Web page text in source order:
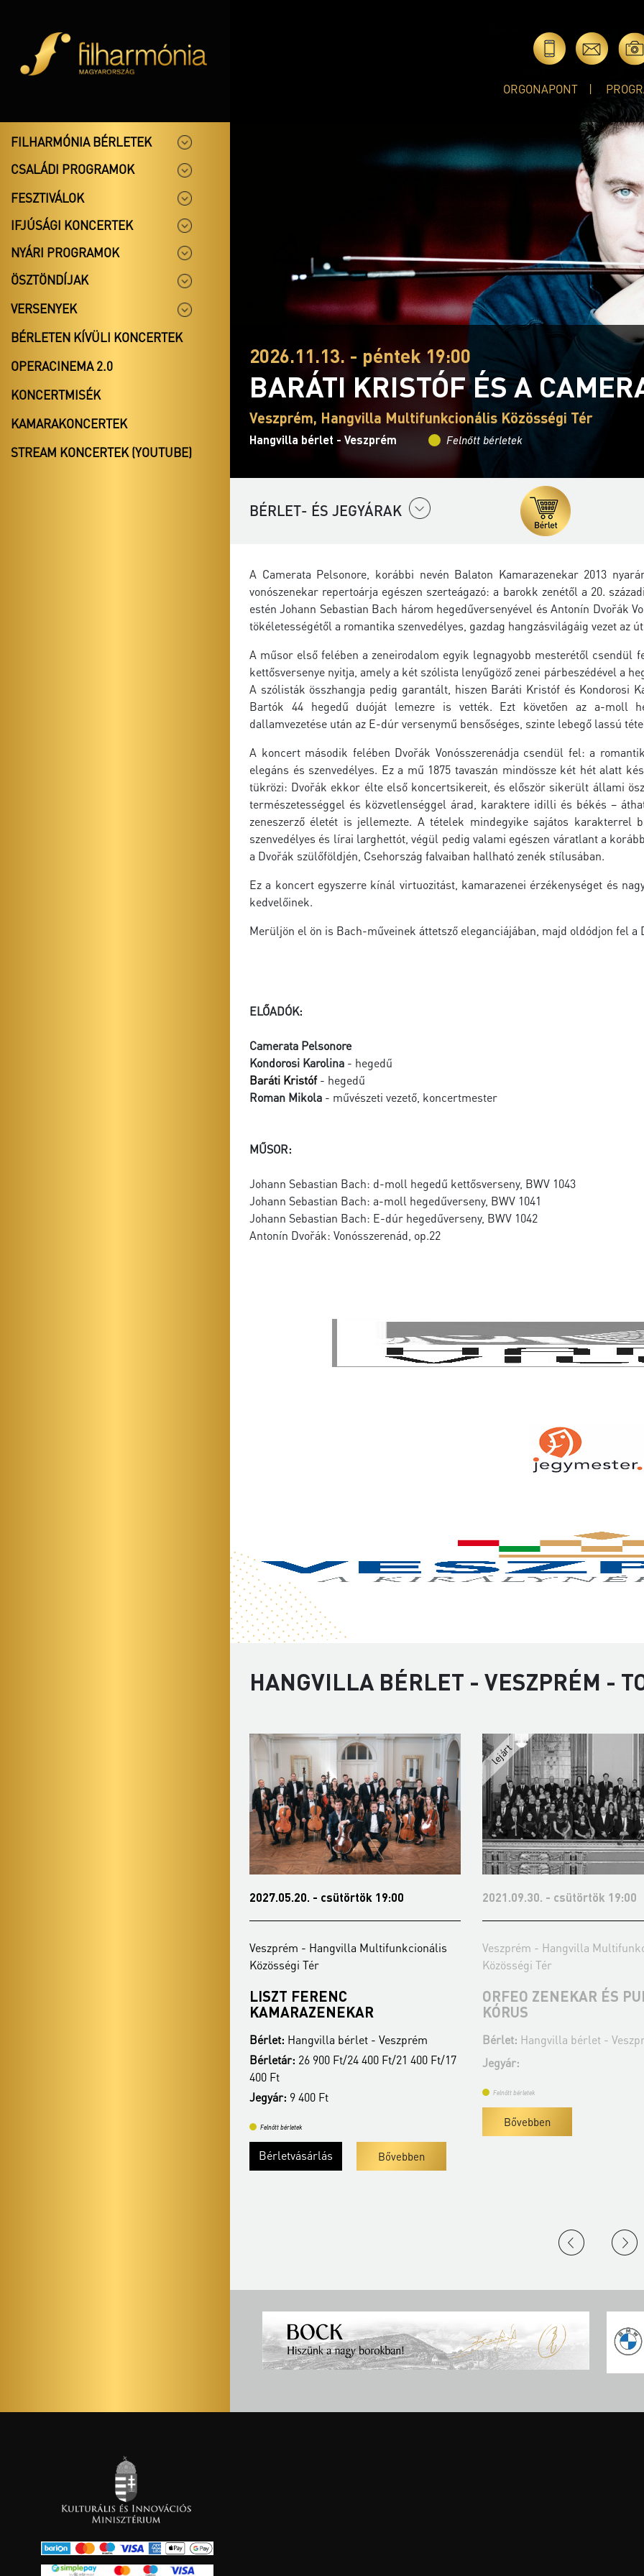
ORGONAPONT
FILHARMÓNIA BÉRLETEK
CSALÁDI PROGRAMOK
FESZTIVÁLOK
IFJÚSÁGI KONCERTEK
NYÁRI PROGRAMOK
ÖSZTÖNDÍJAK
VERSENYEK
BÉRLETEN KÍVÜLI KONCERTEK
OPERACINEMA 2.0
KONCERTMISÉK
KAMARAKONCERTEK
STREAM KONCERTEK (YOUTUBE)
2026.11.13. - péntek 19:00
BARÁTI KRISTÓF ÉS A
Veszprém, Hangvilla Multifunkcionális Közösségi Tér
Hangvilla bérlet - Veszprém Felnőtt bérletek
BÉRLET- ÉS JEGYÁRAK
A Camerata Pelsonore, korábbi nevén Balaton Kamarazenekar 2013
vonószenekar repertoárja egészen szerteágazó: a barokk zenétől a 20.
estén Johann Sebastian Bach három hegedűversenyével és Antonín Dvořák
tökéletességétől a romantika szenvedélyes, gazdag hangzásvilágáig vezet az
A műsor első felében a zeneirodalom egyik legnagyobb mesterétől
kettősversenye nyitja, amely a két szólista lenyűgöző zenei párbeszédével a
A szólisták összhangja pedig garantált, hiszen Baráti Kristóf és Kondorosi
Bartók 44 hegedű duóját lemezre is vették. Ezt követően az a-moll
dallamvezetése után az E-dúr versenymű bensőséges, szinte lebegő lassú
A koncert második felében Dvořák Vonósszerenádja csendül fel: a
elegáns és szenvedélyes. Ez a mű 1875 tavaszán mindössze két hét alatt
tükrözi: Dvořák ekkor élte első koncertsikereit, és először sikerült állami
természetességgel és közvetlenséggel árad, karaktere idilli és békés –
zeneszerző életét is jellemezte. A tételek mindegyike sajátos karakterrel
szenvedélyes és lírai larghettót, végül pedig valami egészen váratlant a
a Dvořák szülőföldjén, Csehország falvaiban hallható zenék stílusában.
Ez a koncert egyszerre kínál virtuozitást, kamarazenei érzékenységet és
kedvelőinek.
Merüljön el ön is Bach-műveinek áttetsző eleganciájában, majd oldódjon fel
ELŐADÓK:
Camerata Pelsonore
Kondorosi Karolina - hegedű
Baráti Kristóf- hegedű
Roman Mikola - művészeti vezető, koncertmester
MŰSOR:
Johann Sebastian Bach: d-moll hegedű kettősverseny, BWV 1043
Johann Sebastian Bach: a-moll hegedűverseny, BWV 1041
Johann Sebastian Bach: E-dúr hegedűverseny, BWV 1042
Antonín Dvořák: Vonósszerenád, op.22
HANGVILLA BÉRLET - VESZPRÉM -
2027.05.20. - csütörtök 19:00
Veszprém - Hangvilla Multifunkcionális
Közösségi Tér
LISZT FERENC
KAMARAZENEKAR
Bérlet: Hangvilla bérlet - Veszprém
Bérletár: 26 900 Ft/24 400 Ft/21 400 Ft/17
400 Ft
Jegyár: 9 400 Ft
Felnőtt bérletek
Bérletvásárlás Bővebben
2021.09.30. - csütörtök 19:00
Veszprém - Hangvilla
Közösségi Tér
ORFEO ZENEKAR ÉS
KÓRUS
Bérlet: Hangvilla bérlet -
Jegyár:
Felnőtt bérletek
Bővebben